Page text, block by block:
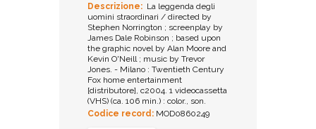
Descrizione: La leggenda degli
uomini straordinari / directed by
Stephen Norrington ; screenplay by
James Dale Robinson ; based upon
the graphic novel by Alan Moore and
Kevin O'Neill ; music by Trevor
Jones. - Milano : Twentieth Century
Fox home entertainment
[distributore], c2004. 1 videocassetta
(VHS) (ca. 106 min.) : color., son.
Codice record: MOD0860249